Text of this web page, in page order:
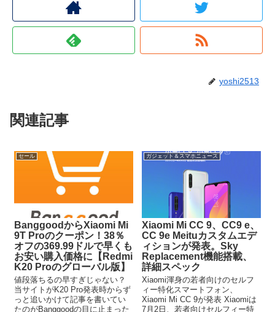
yoshi2513
関連記事
セール
BanggoodからXiaomi Mi
9T Proのクーポン！38％
オフの369.99ドルで早くも
お安い購入価格に【Redmi
K20 Proのグローバル版】
値段落ちるの早すぎじゃない？
当サイトがK20 Pro発表時からず
っと追いかけて記事を書いてい
たのがBanggoodの目に止まった
ガジェット＆スマホニュース
Xiaomi Mi CC 9、CC9 e、
CC 9e Meituカスタムエデ
ィションが発表。Sky
Replacement機能搭載、
詳細スペック
Xiaomi渾身の若者向けのセルフ
ィー特化スマートフォン、
Xiaomi Mi CC 9が発表 Xiaomiは
7月2日、若者向けセルフィー特